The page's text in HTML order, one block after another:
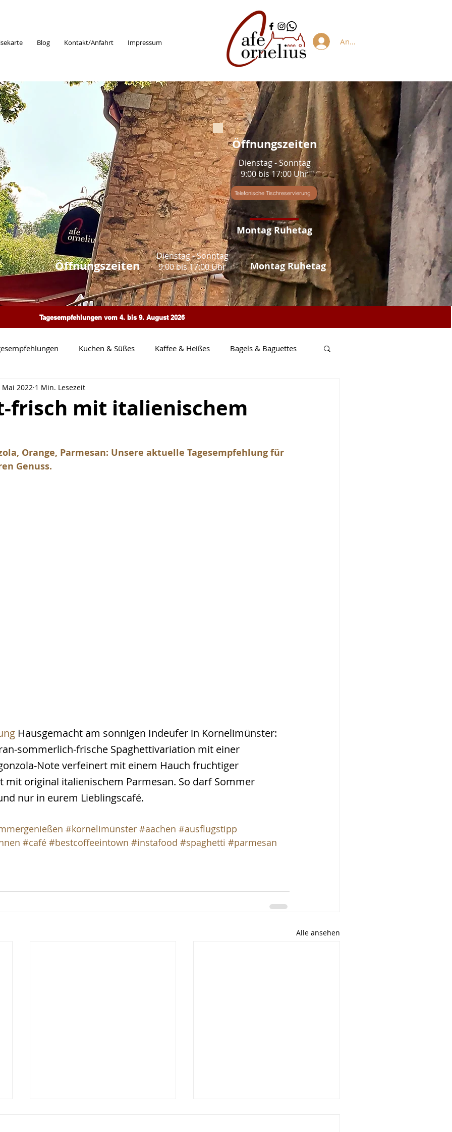
Blog Kontakt/Anfahrt Impressum Anmelden/Registrieren
Öffnungszeiten
Dienstag - Sonntag
9:00 bis 17:00 Uhr
Telefonische Tischreservierung
Montag Ruhetag
Dienstag - Sonntag
9:00 bis 17:00 Uhr
Öffnungszeiten Montag Ruhetag
Tagesempfehlungen vom 4. bis 9. August 2026
Kuchen & Süßes Kaffee & Heißes Bagels & Baguettes
Pasta Heimatbilder
frisch mit italienischem
Mai 2022 1 Min. Lesezeit
Orange, Parmesan: Unsere aktuelle Tagesempfehlung für
Genuss.
Hausgemacht am sonnigen Indeufer in Kornelimünster:
sommerlich-frische Spaghettivariation mit einer
Note verfeinert mit einem Hauch fruchtiger
mit original italienischem Parmesan. So darf Sommer
nur in eurem Lieblingscafé.
#kornelimünster #aachen #ausflugstipp
#café #bestcoffeeintown #instafood #spaghetti #parmesan
Alle ansehen